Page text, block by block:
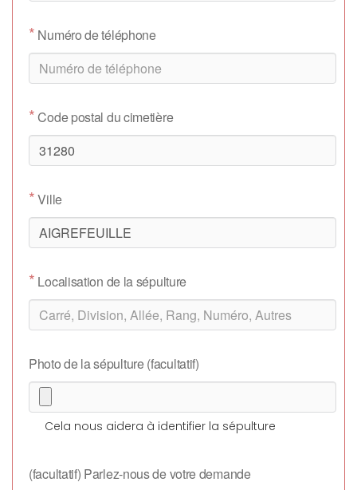
* Numéro de téléphone
*Code postal du cimetière
*Ville
* Localisation de la sépulture
Photo de la sépulture (facultatif)
Cela nous aidera à identifier la sépulture
(facultatif) Parlez-nous de votre demande